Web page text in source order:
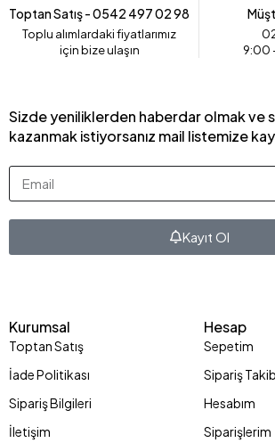
Toptan Satış - 0542 497 02 98
Toplu alımlardaki fiyatlarımız
için bize ulaşın
9:00
Kurumsal
Toptan Satış
İade Politikası
Sipariş Bilgileri
İletişim
Hesap
Sepetim
Sipariş
Hesabım
Siparişlerim
Sizde yeniliklerden haberdar olmak ve
kazanmak istiyorsanız mail listemize
Kayıt Ol